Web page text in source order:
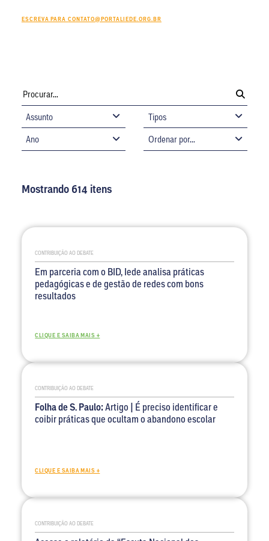
ESCREVA PARACONTATO@PORTALIEDE.ORG.BR
Mostrando 614 itens
CONTRIBUIÇÃO AO DEBATE
Em parceria com o BID, Iede analisa práticas
pedagógicas e de gestão de redes com bons
resultados
CLIQUE E SAIBA MAIS +
CONTRIBUIÇÃO AO DEBATE
Folha de S. Paulo:Artigo | É preciso identificar e
coibir práticas que ocultam o abandono escolar
CLIQUE E SAIBA MAIS +
CONTRIBUIÇÃO AO DEBATE